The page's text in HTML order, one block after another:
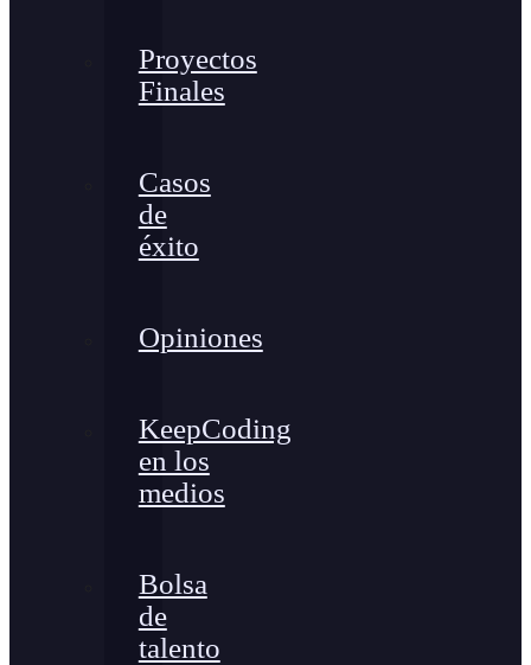
Proyectos
Finales
Casos
de
éxito
Opiniones
KeepCoding
en los
medios
Bolsa
de
talento